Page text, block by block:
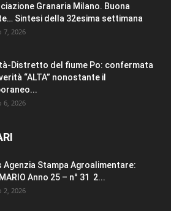
Granaria Milano. Buona
Sintesi della 32esima settimana
7, 2026
Distretto del fiume Po: confermata
“ALTA” nonostante il
6, 2026
Agenzia Stampa Agroalimentare:
Anno 25 – n° 31 2...
2, 2026